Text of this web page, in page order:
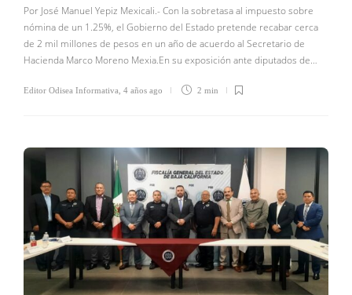
Por José Manuel Yepiz Mexicali.- Con la sobretasa al impuesto sobre
nómina de un 1.25%, el Gobierno del Estado pretende recabar cerca
de 2 mil millones de pesos en un año de acuerdo al Secretario de
Hacienda Marco Moreno Mexia.En su exposición ante diputados de…
Editor Odisea Informativa 4 años ago 2 min